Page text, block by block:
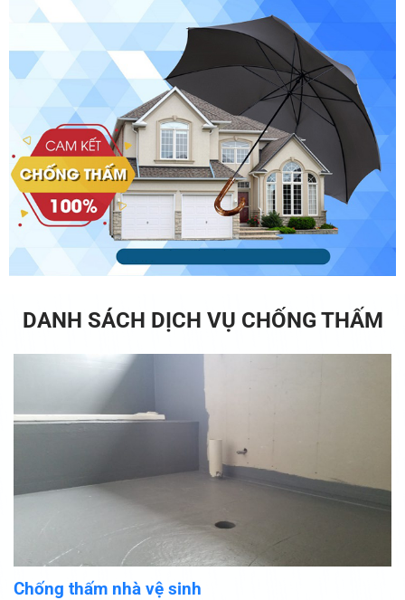
DANH SÁCH DỊCH VỤ CHỐNG THẤM
Chống thấm nhà vệ sinh